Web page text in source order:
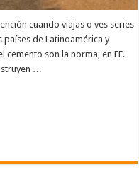
cuando viajas o ves series
países de Latinoamérica y
son la norma, en EE.
…